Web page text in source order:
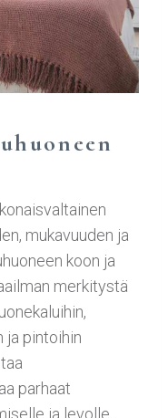
mukavuuden ja
koon ja
merkitystä
ja pintoihin
parhaat